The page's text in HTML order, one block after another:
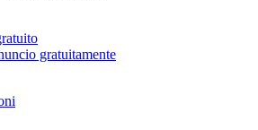
gratuitamente